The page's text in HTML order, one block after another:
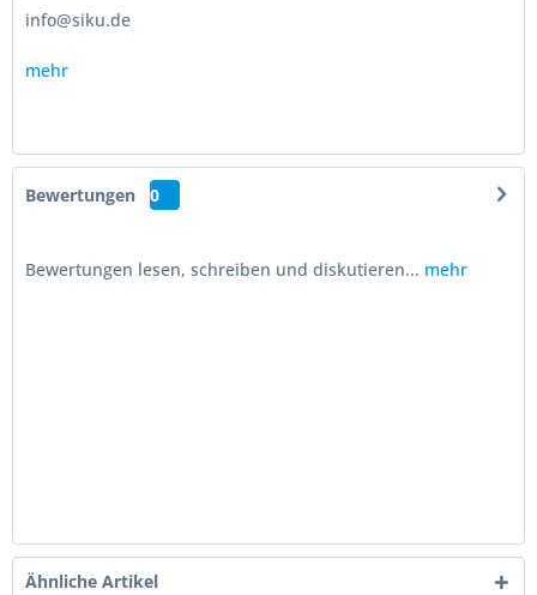
info@siku.de
mehr
Bewertungen 0
Bewertungen lesen, schreiben und diskutieren... mehr
Ähnliche Artikel